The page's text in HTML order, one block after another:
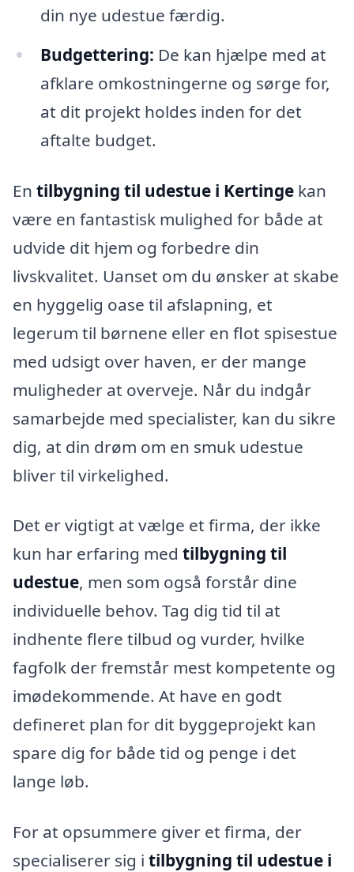
din nye udestue færdig.
Budgettering: De kan hjælpe med at
afklare omkostningerne og sørge for,
at dit projekt holdes inden for det
aftalte budget.
En tilbygning til udestue i Kertinge kan
være en fantastisk mulighed for både at
udvide dit hjem og forbedre din
livskvalitet. Uanset om du ønsker at skabe
en hyggelig oase til afslapning, et
legerum til børnene eller en flot spisestue
med udsigt over haven, er der mange
muligheder at overveje. Når du indgår
samarbejde med specialister, kan du sikre
dig, at din drøm om en smuk udestue
bliver til virkelighed.
Det er vigtigt at vælge et firma, der ikke
kun har erfaring med tilbygning til
udestue, men som også forstår dine
individuelle behov. Tag dig tid til at
indhente flere tilbud og vurder, hvilke
fagfolk der fremstår mest kompetente og
imødekommende. At have en godt
defineret plan for dit byggeprojekt kan
spare dig for både tid og penge i det
lange løb.
For at opsummere giver et firma, der
specialiserer sig i tilbygning til udestue i